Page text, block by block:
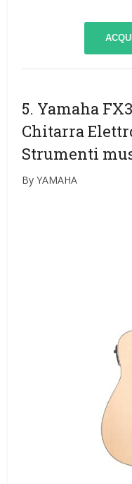
5. Yamaha
Chitarra
Strumenti
By YAMAHA